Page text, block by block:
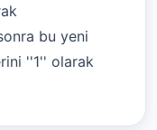
bu yeni
''1'' olarak